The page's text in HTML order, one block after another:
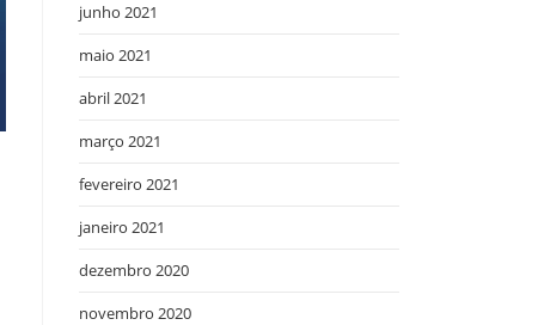
junho 2021
maio 2021
abril 2021
março 2021
fevereiro 2021
janeiro 2021
dezembro 2020
novembro 2020